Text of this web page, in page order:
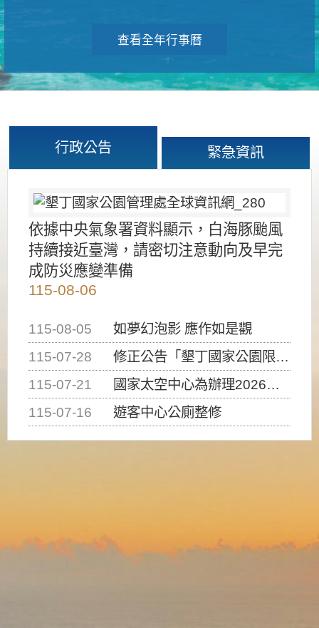
查看全年行事曆
行政公告 緊急資訊
依據中央氣象署資料顯示，白海豚颱風
持續接近臺灣，請密切注意動向及早完
成防災應變準備
115-08-06
115-08-05
如夢幻泡影 應作如是觀
115-07-28
修正公告「墾丁國家公園限制水域遊憩活動之種類、範圍、時間及行為」，自即日生效。
115-07-21
國家太空中心為辦理2026台灣盃火箭競賽，陸、海、空域警戒及協調相關事宜，因颱風備案事宜
115-07-16
遊客中心公廁整修